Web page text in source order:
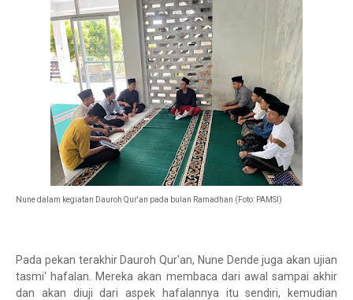
Nune dalam kegiatan Dauroh Qur'an pada bulan Ramadhan (Foto: PAMSI)
Pada pekan terakhir Dauroh Qur'an, Nune Dende juga akan ujian
tasmi' hafalan. Mereka akan membaca dari awal sampai akhir
dan akan diuji dari aspek hafalannya itu sendiri, kemudian